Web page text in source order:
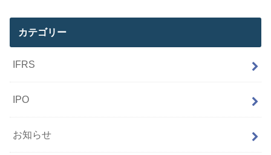
カテゴリー
IFRS
IPO
お知らせ